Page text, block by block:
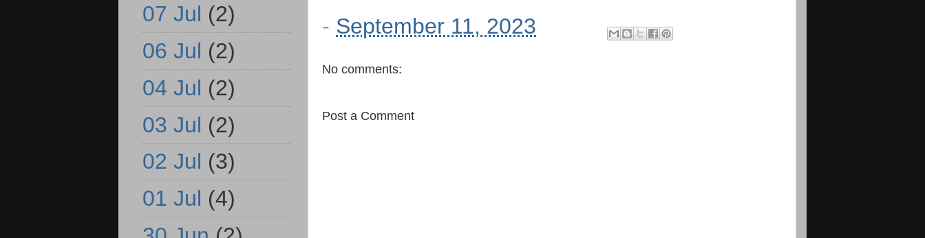
- September 11, 2023
No comments:
Post a Comment
07 Jul (2)
06 Jul (2)
04 Jul (2)
03 Jul (2)
02 Jul (3)
01 Jul (4)